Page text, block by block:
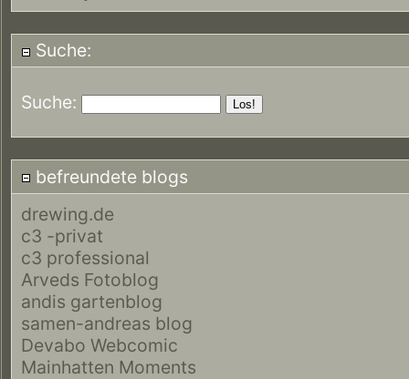
Suche:
Suche:
befreundete blogs
drewing.de
c3 -privat
c3 professional
Arveds Fotoblog
andis gartenblog
samen-andreas blog
Devabo Webcomic
Mainhatten Moments